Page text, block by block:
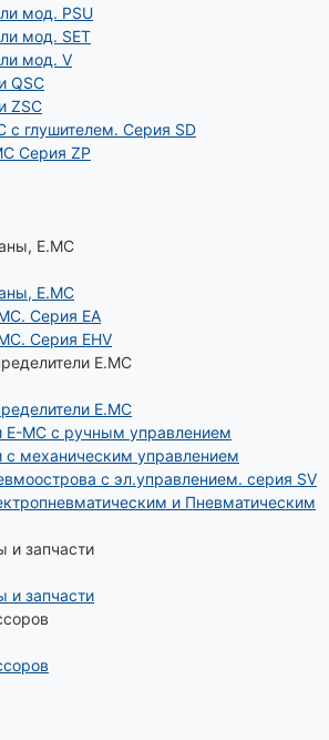
мод. PSU
мод. SET
мод. V
QSC
ZSC
с глушителем. Серия SD
Серия ZP
Е.МС
Е.МС
Серия EA
Серия EHV
E.MC
E.MC
E-MC с ручным управлением
с механическим управлением
с эл.управлением. серия SV
и Пневматическим
и запчасти
и запчасти